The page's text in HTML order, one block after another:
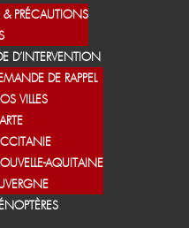
& PRÉCAUTIONS
D’INTERVENTION
DE RAPPEL
VILLES
AQUITAINE